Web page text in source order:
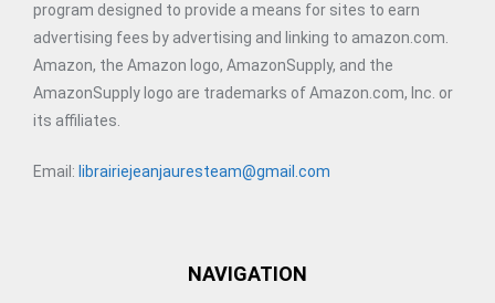
program designed to provide a means for sites to earn
advertising fees by advertising and linking to amazon.com.
Amazon, the Amazon logo, AmazonSupply, and the
AmazonSupply logo are trademarks of Amazon.com, Inc. or
its affiliates.
Email: librairiejeanjauresteam@gmail.com
NAVIGATION